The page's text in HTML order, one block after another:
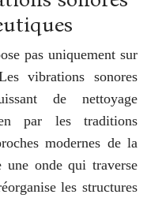
pas uniquement sur
vibrations sonores
de nettoyage
par les traditions
modernes de la
une onde qui traverse
les structures